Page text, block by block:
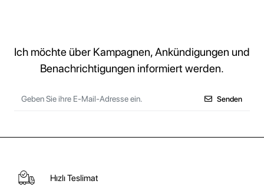
Ich möchte über Kampagnen, Ankündigungen und
Benachrichtigungen informiert werden.
Senden
Hızlı Teslimat